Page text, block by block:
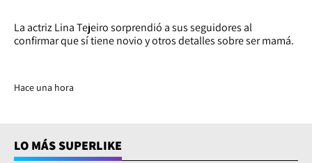
La actriz Lina Tejeiro sorprendió a sus seguidores al
confirmar que sí tiene novio y otros detalles sobre ser mamá.
Hace una hora
LO MÁS SUPERLIKE